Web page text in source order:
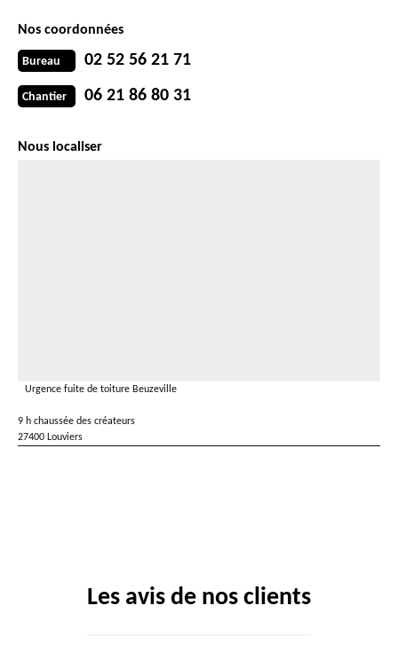
Nos coordonnées
Bureau 02 52 56 21 71
Chantier 06 21 86 80 31
Nous localiser
Urgence fuite de toiture Beuzeville
9 h chaussée des créateurs
27400 Louviers
Les avis de nos clients